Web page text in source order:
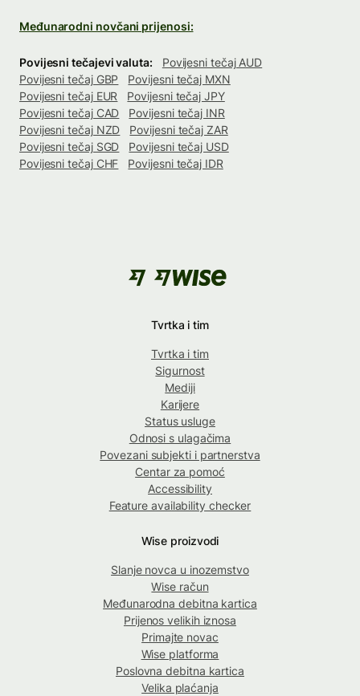
Međunarodni novčani prijenosi:
Povijesni tečajevi valuta:
Povijesni tečaj AUD
Povijesni tečaj GBP
Povijesni tečaj MXN
Povijesni tečaj EUR
Povijesni tečaj JPY
Povijesni tečaj CAD
Povijesni tečaj INR
Povijesni tečaj NZD
Povijesni tečaj ZAR
Povijesni tečaj SGD
Povijesni tečaj USD
Povijesni tečaj CHF
Povijesni tečaj IDR
Tvrtka i tim
Tvrtka i tim
Sigurnost
Mediji
Karijere
Status usluge
Odnosi s ulagačima
Povezani subjekti i partnerstva
Centar za pomoć
Accessibility
Feature availability checker
Wise proizvodi
Slanje novca u inozemstvo
Wise račun
Međunarodna debitna kartica
Prijenos velikih iznosa
Primajte novac
Wise platforma
Poslovna debitna kartica
Velika plaćanja